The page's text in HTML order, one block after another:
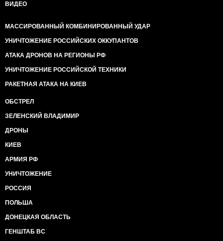
ВИДЕО
МАССИРОВАННЫЙ КОМБИНИРОВАННЫЙ УДАР
УНИЧТОЖЕНИЕ РОССИЙСКИХ ОККУПАНТОВ
АТАКА ДРОНОВ НА РЕГИОНЫ РФ
УНИЧТОЖЕНИЕ РОССИЙСКОЙ ТЕХНИКИ
РАКЕТНАЯ АТАКА НА КИЕВ
ОБСТРЕЛ
ЗЕЛЕНСКИЙ ВЛАДИМИР
ДРОНЫ
КИЕВ
АРМИЯ РФ
УНИЧТОЖЕНИЕ
РОССИЯ
ПОЛЬША
ДОНЕЦКАЯ ОБЛАСТЬ
ГЕНШТАБ ВС